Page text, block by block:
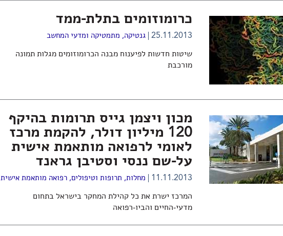
כרומוזומים בתלת-ממד
25.11.2013 גנטיקה, מתמטיקה ומדעי המחשב
שיטות חדשות לפיענוח מבנה הכרומוזומים מגלות תמונה
מורכבת
מכון ויצמן גייס תרומות בהיקף
120 מיליון דולר, להקמת מרכז
לאומי לרפואה מותאמת אישית
על-שם ננסי וסטיבן גראנד
11.11.2013 מחלות, תרופות וטיפולים,רפואה מותאמת אישית
המרכז ישרת את כל קהילת המחקר בישראל בתחום
מדעי-החיים והביו-רפואה